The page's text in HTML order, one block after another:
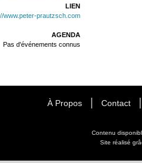
LIEN
www.peter-prautzsch.com
AGENDA
Pas d'événements connus
À Propos Contact
Contenu
Site réalisé